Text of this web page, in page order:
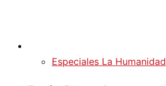
Especiales La Humanidad